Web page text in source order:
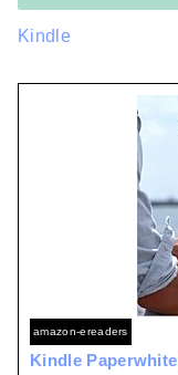
Kindle
amazon-ereaders
Kindle Paperwhite